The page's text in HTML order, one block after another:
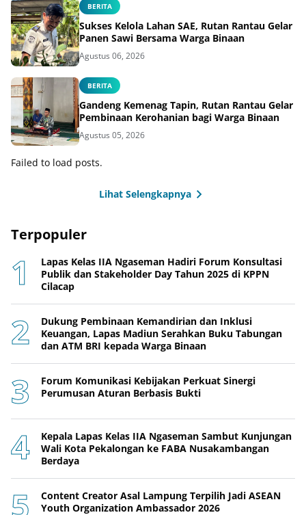
BERITA
Sukses Kelola Lahan SAE, Rutan Rantau Gelar
Panen Sawi Bersama Warga Binaan
Agustus 06, 2026
BERITA
Gandeng Kemenag Tapin, Rutan Rantau Gelar
Pembinaan Kerohanian bagi Warga Binaan
Agustus 05, 2026
Failed to load posts.
Lihat Selengkapnya
Terpopuler
Lapas Kelas IIA Ngaseman Hadiri Forum Konsultasi
Publik dan Stakeholder Day Tahun 2025 di KPPN
Cilacap
Dukung Pembinaan Kemandirian dan Inklusi
Keuangan, Lapas Madiun Serahkan Buku Tabungan
dan ATM BRI kepada Warga Binaan
Forum Komunikasi Kebijakan Perkuat Sinergi
Perumusan Aturan Berbasis Bukti
Kepala Lapas Kelas IIA Ngaseman Sambut Kunjungan
Wali Kota Pekalongan ke FABA Nusakambangan
Berdaya
Content Creator Asal Lampung Terpilih Jadi ASEAN
Youth Organization Ambassador 2026